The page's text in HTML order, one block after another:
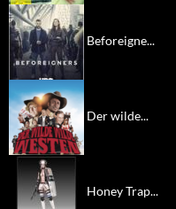
Beforeigne...
Der wilde...
Honey Trap...